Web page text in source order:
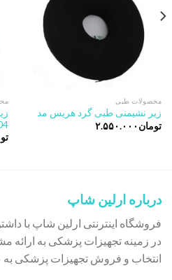
محصولات طبی
زیر نشیمنی طبی گرد هریس مد
تومان ۲.۵۵۰.۰۰۰
درباره ارلین شاپ
فروشگاه اینترنتی ارلین شاپ با
در زمینه تجهیزات پزشکی به ارائه
انتخاب و فروش تجهیزات پزشکی به